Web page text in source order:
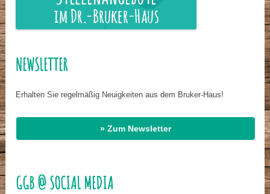
NEWSLETTER
Erhalten Sie regelmäßig Neuigkeiten aus dem Bruker-Haus!
» Zum Newsletter
GGB @ SOCIAL MEDIA